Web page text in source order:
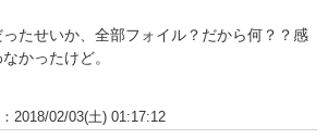
たせいか、全部フォイル？だから何？？感
かったけど。
2018/02/03(土) 01:17:12